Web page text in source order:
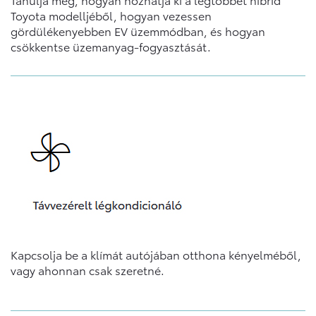
Toyota modelljéből, hogyan vezessen
gördülékenyebben EV üzemmódban, és hogyan
csökkentse üzemanyag-fogyasztását.
Kapcsolja be a klímát autójában otthona kényelméből,
vagy ahonnan csak szeretné.